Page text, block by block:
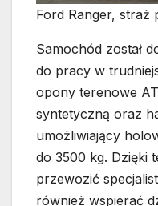
Ford Ranger, straż
Samochód został
do pracy w
opony terenowe
syntetyczną oraz
umożliwiający
do 3500 kg. Dzięki
przewozić
również wspierać